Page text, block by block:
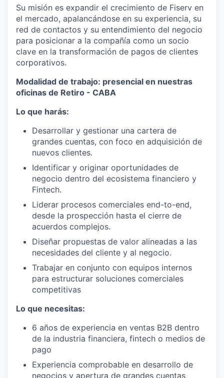
Su misión es expandir el crecimiento de Fiserv en
el mercado, apalancándose en su experiencia, su
red de contactos y su entendimiento del negocio
para posicionar a la compañía como un socio
clave en la transformación de pagos de clientes
corporativos.
Modalidad de trabajo: presencial en nuestras
oficinas de Retiro - CABA
Lo que harás:
Desarrollar y gestionar una cartera de
grandes cuentas, con foco en adquisición de
nuevos clientes.
Identificar y originar oportunidades de
negocio dentro del ecosistema financiero y
Fintech.
Liderar procesos comerciales end-to-end,
desde la prospección hasta el cierre de
acuerdos complejos.
Diseñar propuestas de valor alineadas a las
necesidades del cliente y al negocio.
Trabajar en conjunto con equipos internos
para estructurar soluciones comerciales
competitivas
Lo que necesitas:
6 años de experiencia en ventas B2B dentro
de la industria financiera, fintech o medios de
pago
Experiencia comprobable en desarrollo de
negocios y apertura de grandes cuentas